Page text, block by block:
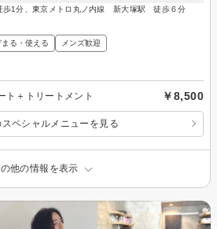
歩1分、東京メトロ丸ノ内線 新大塚駅 徒歩６分
る・使える メンズ歓迎
ト＋トリートメント ￥8,500
ペシャルメニューを見る
他の情報を表示